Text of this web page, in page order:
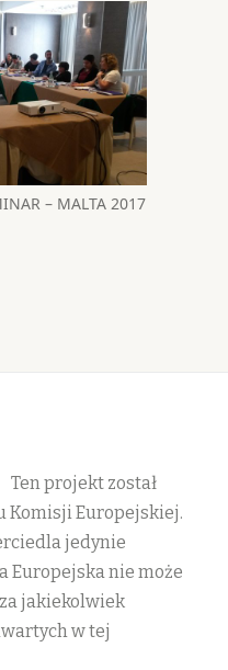
– MALTA 2017
Ten projekt został
Komisji Europejskiej.
jedynie
Europejska nie może
jakiekolwiek
w tej